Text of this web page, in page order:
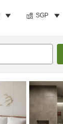
SGP